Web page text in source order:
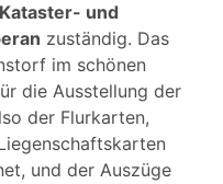
Kataster- und
zuständig. Das
im schönen
die Ausstellung der
der Flurkarten,
und der Auszüge